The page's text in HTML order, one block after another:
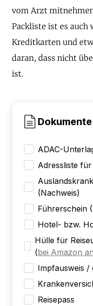
vom Arzt
Packliste ist es auch
Kreditkarten und
daran, dass nicht
ist.
Dokumente
ADAC-
Adressliste
(Nachweis)
Führerschein
Hotel- bzw.
Hülle für
(bei Amazon
Impfausweis /
Reisepass